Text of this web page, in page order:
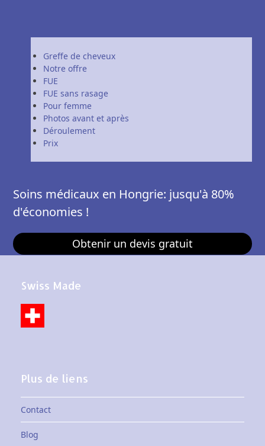
Greffe de cheveux
Notre offre
FUE
FUE sans rasage
Pour femme
Photos avant et après
Déroulement
Prix
Soins médicaux en Hongrie: jusqu'à 80%
d'économies !
Obtenir un devis gratuit
Swiss Made
Plus de liens
Contact
Blog